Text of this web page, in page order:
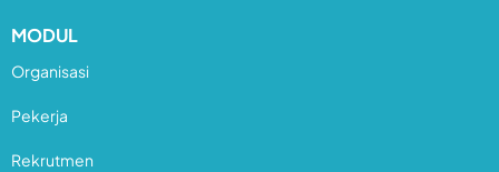
MODUL
Organisasi
Pekerja
Rekrutmen